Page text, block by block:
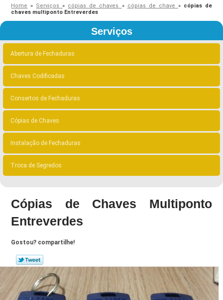
Home » Serviços» cópias de chaves » cópias de chave » cópias de
chaves multiponto Entreverdes
Serviços
Abertura de Fechaduras
Chaves Codificadas
Consertos de Fechaduras
Cópias de Chaves
Instalação de Fechaduras
Troca de Segredos
Cópias de Chaves Multiponto
Entreverdes
Gostou? compartilhe!